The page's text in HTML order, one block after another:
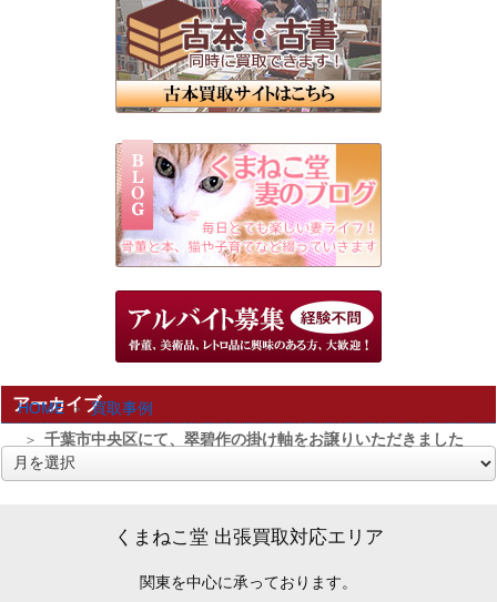
HOME
買取事例
千葉市中央区にて、翠碧作の掛け軸をお譲りいただきました
アーカイブ
くまねこ堂 出張買取対応エリア
関東を中心に承っております。